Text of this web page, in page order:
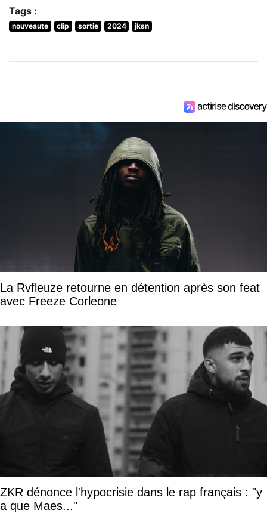
Tags :
nouveaute clip sortie 2024 jksn
La Rvfleuze retourne en détention après son feat
avec Freeze Corleone
ZKR dénonce l'hypocrisie dans le rap français : "y
a que Maes..."